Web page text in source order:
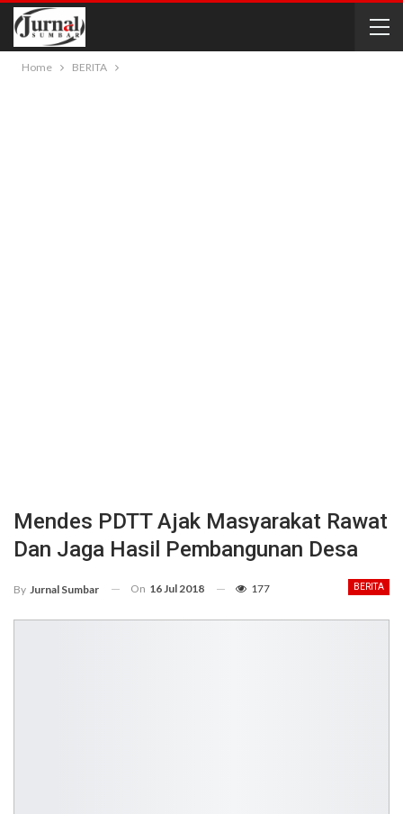
Home BERITA
Mendes PDTT Ajak Masyarakat Rawat
Dan Jaga Hasil Pembangunan Desa
BERITA
By Jurnal Sumbar On 16 Jul 2018 177